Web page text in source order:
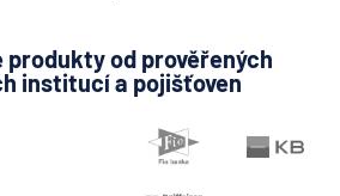
Customer)
produkty od prověřených
institucí a pojišťoven